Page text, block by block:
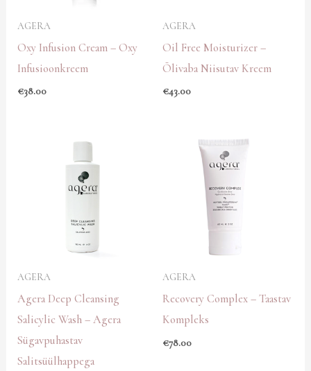
AGERA
Oxy Infusion Cream – Oxy
Infusioonkreem
€38.00
AGERA
Oil Free Moisturizer –
Õlivaba Niisutav Kreem
€43.00
AGERA
Agera Deep Cleansing
Salicylic Wash – Agera
Sügavpuhastav
Salitsüülhappega
AGERA
Recovery Complex – Taastav
Kompleks
€78.00